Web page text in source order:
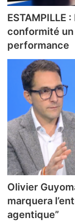
ESTAMPILLE
conformité
performance
Olivier
marquera
agentique”